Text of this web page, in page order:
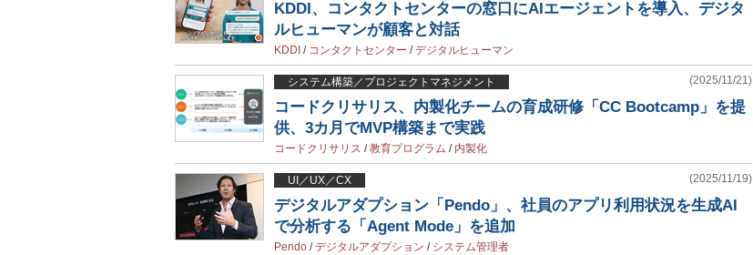
KDDI、コンタクトセンターの窓口にAIエージェントを導入、デジタ
ルヒューマンが顧客と対話
KDDI / コンタクトセンター /デジタルヒューマン
システム構築／プロジェクトマネジメント (2025/11/21)
コードクリサリス、内製化チームの育成研修「CC Bootcamp」を提
供、3カ月でMVP構築まで実践
コードクリサリス /教育プログラム / 内製化
UI／UX／CX (2025/11/19)
デジタルアダプション「Pendo」、社員のアプリ利用状況を生成AI
で分析する「Agent Mode」を追加
Pendo /デジタルアダプション / システム管理者